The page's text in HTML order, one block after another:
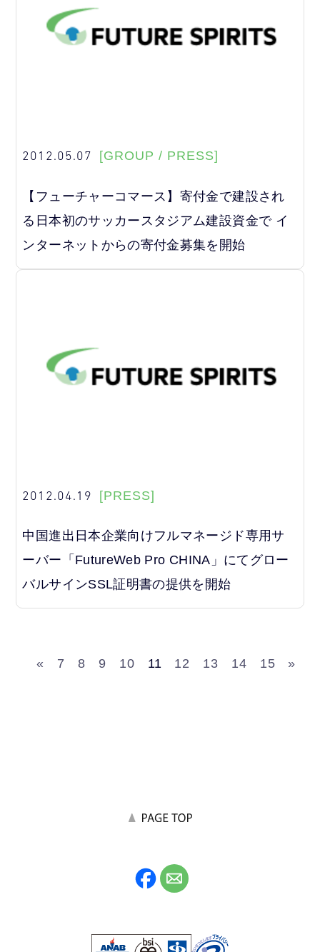
2012.05.07 [GROUP / PRESS]
【フューチャーコマース】寄付金で建設され
る日本初のサッカースタジアム建設資金で イ
ンターネットからの寄付金募集を開始
2012.04.19 [PRESS]
中国進出日本企業向けフルマネージド専用サ
ーバー「FutureWeb Pro CHINA」にてグロー
バルサインSSL証明書の提供を開始
« 7 8 9 10 11 12 13 14 15 »